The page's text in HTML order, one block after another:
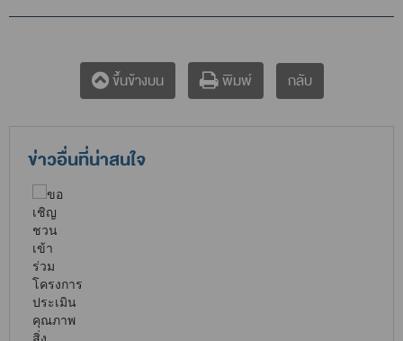
ขึ้นข้างบน พิมพ์ กลับ
ข่าวอื่นที่น่าสนใจ